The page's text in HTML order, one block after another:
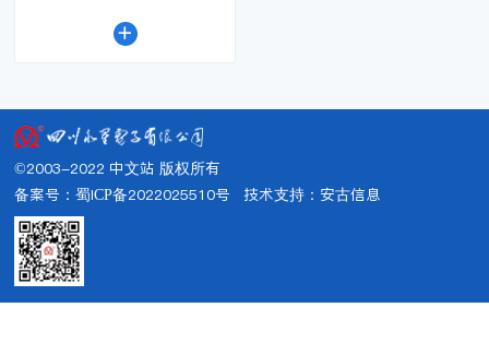

©2003-2022 中文站 版权所有
备案号：蜀ICP备2022025510号 技术支持： 安古信息